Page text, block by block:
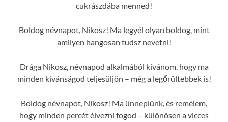
cukrászdába menned!
Boldog névnapot, Nikosz! Ma legyél olyan boldog, mint
amilyen hangosan tudsz nevetni!
Drága Nikosz, névnapod alkalmából kívánom, hogy ma
minden kívánságod teljesüljön – még a legőrültebbek is!
Boldog névnapot, Nikosz! Ma ünneplünk, és remélem,
hogy minden percét élvezni fogod – különösen a vicces